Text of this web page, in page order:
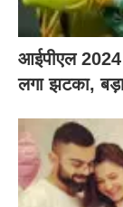
आईपीएल 2024
लगा झटका,